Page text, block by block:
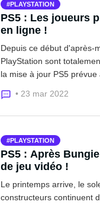
PLAYSTATION
PS5 : Les joueurs
en ligne !
Depuis ce début d'après-
PlayStation sont
la mise à jour PS5
• 23 mar 2022
PLAYSTATION
PS5 : Après
de jeu vidéo !
Le printemps arrive, le
constructeurs continuent